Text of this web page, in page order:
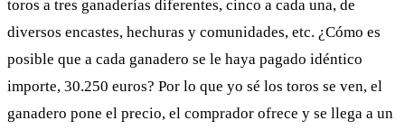
toros a tres ganaderías diferentes, cinco a cada una, de
diversos encastes, hechuras y comunidades, etc. ¿Cómo es
posible que a cada ganadero se le haya pagado idéntico
importe, 30.250 euros? Por lo que yo sé los toros se ven, el
ganadero pone el precio, el comprador ofrece y se llega a un